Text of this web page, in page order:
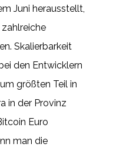
Juni herausstellt,
Skalierbarkeit
den Entwicklern
größten Teil in
in der Provinz
Euro
man die